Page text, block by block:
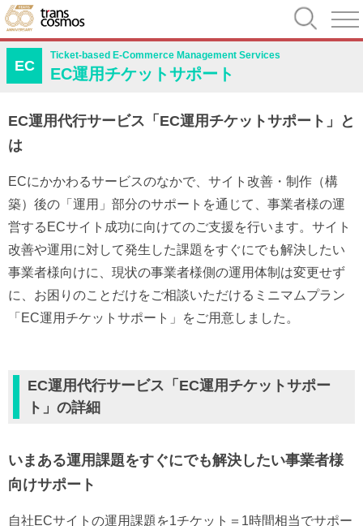
EC
Ticket-based E-Commerce Management Services
EC運用チケットサポート
EC運用代行サービス「EC運用チケットサポート」と
は
ECにかかわるサービスのなかで、サイト改善・制作（構
築）後の「運用」部分のサポートを通じて、事業者様の運
営するECサイト成功に向けてのご支援を行います。サイト
改善や運用に対して発生した課題をすぐにでも解決したい
事業者様向けに、現状の事業者様側の運用体制は変更せず
に、お困りのことだけをご相談いただけるミニマムプラン
「EC運用チケットサポート」をご用意しました。
EC運用代行サービス「EC運用チケットサポー
ト」の詳細
いまある運用課題をすぐにでも解決したい事業者様
向けサポート
自社ECサイトの運用課題を1チケット＝1時間相当でサポー